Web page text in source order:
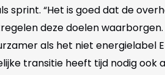
sprint. “Het is goed dat de
deze doelen
als het niet energielabel
transitie heeft tijd nodig ook